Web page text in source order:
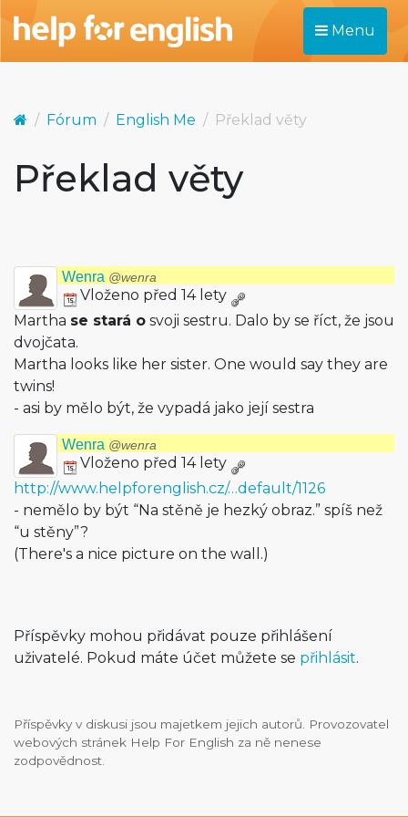
Menu
Fórum English Me Překlad věty
Překlad věty
Wenra @wenra
Vloženo před 14 lety
Martha se stará o svoji sestru. Dalo by se říct, že jsou
dvojčata.
Martha looks like her sister. One would say they are
twins!
- asi by mělo být, že vypadá jako její sestra
Wenra @wenra
Vloženo před 14 lety
http://www.helpforenglish.cz/…default/1126
- nemělo by být “Na stěně je hezký obraz.” spíš než
“u stěny”?
(There's a nice picture on the wall.)
Příspěvky mohou přidávat pouze přihlášení
uživatelé. Pokud máte účet můžete se přihlásit.
Příspěvky v diskusi jsou majetkem jejich autorů. Provozovatel
webových stránek Help For English za ně nenese
zodpovědnost.